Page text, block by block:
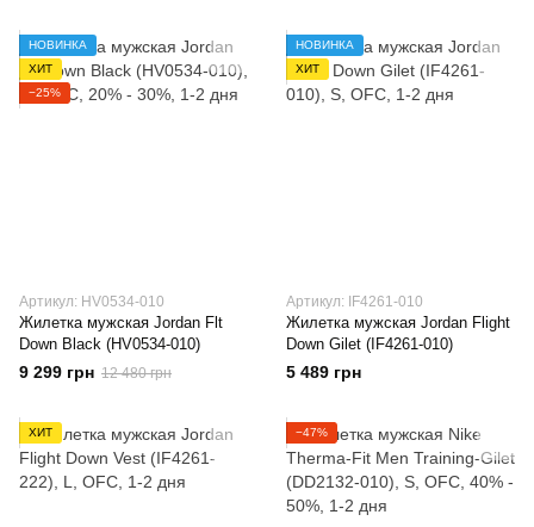
НОВИНКА
ХИТ
−25%
Артикул: HV0534-010
Жилетка мужская Jordan Flt
Down Black (HV0534-010)
9 299 грн 12 480 грн
НОВИНКА
ХИТ
Артикул: IF4261-010
Жилетка мужская Jordan Flight
Down Gilet (IF4261-010)
5 489 грн
ХИТ −47%